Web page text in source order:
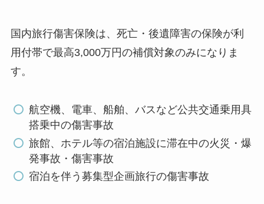
国内旅行傷害保険は、死亡・後遺障害の保険が利
用付帯で最高3,000万円の補償対象のみになりま
す。
航空機、電車、船舶、バスなど公共交通乗用具
搭乗中の傷害事故
旅館、ホテル等の宿泊施設に滞在中の火災・爆
発事故・傷害事故
宿泊を伴う募集型企画旅行の傷害事故